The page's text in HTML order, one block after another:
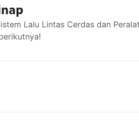
Lalu Lintas Cerdas dan